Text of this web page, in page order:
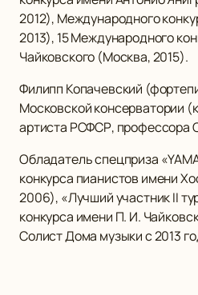
2012), Международного
2013), 15 Международного
Чайковского (Москва, 2015).
Филипп Копачевский
Московской консерватории
артиста РСФСР, профессора
Обладатель спецприза
конкурса пианистов имени
2006), «Лучший участник II
конкурса имени П. И.
Солист Дома музыки с 2013